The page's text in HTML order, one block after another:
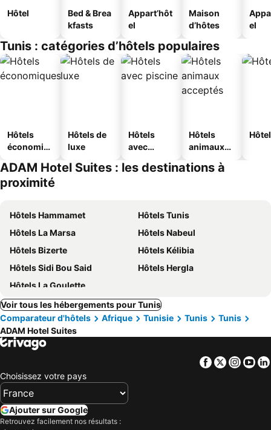
Hôtel
Bed & Brea
kfasts
Appart’hôt
el
Maison
d’hôtes
el
Tunis : catégories d’hôtels populaires
Hôtels
économiq
Hôtels de
luxe
Hôtels
avec
Hôtels
animaux
ADAM Hotel Suites : les destinations à
proximité
Hôtels Hammamet
Hôtels Tunis
Hôtels La Marsa
Hôtels Nabeul
Hôtels Bizerte
Hôtels Kélibia
Hôtels Sidi Bou Said
Hôtels Hergla
Hôtels La Goulette
Voir tous les hébergements pour Tunis
Comparateur d'hôtels
Afrique Tunisie Tunis
Tunis
ADAM Hotel Suites
Facebook
Twitter
Choisissez votre pays
Ajouter sur Google
Retrouvez facilement nos résultats :